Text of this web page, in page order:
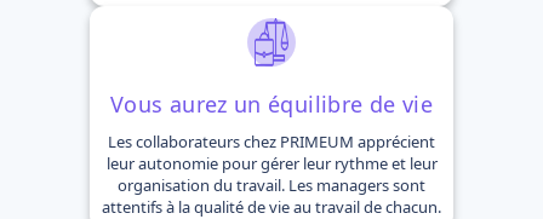
Vous aurez un équilibre de vie
Les collaborateurs chez PRIMEUM apprécient
leur autonomie pour gérer leur rythme et leur
organisation du travail. Les managers sont
attentifs à la qualité de vie au travail de chacun.